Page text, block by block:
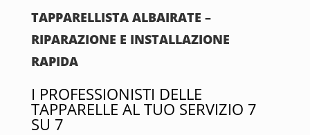
TAPPARELLISTA ALBAIRATE –
RIPARAZIONE E INSTALLAZIONE
RAPIDA
I PROFESSIONISTI DELLE
TAPPARELLE AL TUO SERVIZIO 7
SU 7